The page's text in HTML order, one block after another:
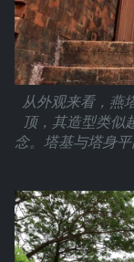
从外观来看，燕
顶，其造型类似
念。塔基与塔身